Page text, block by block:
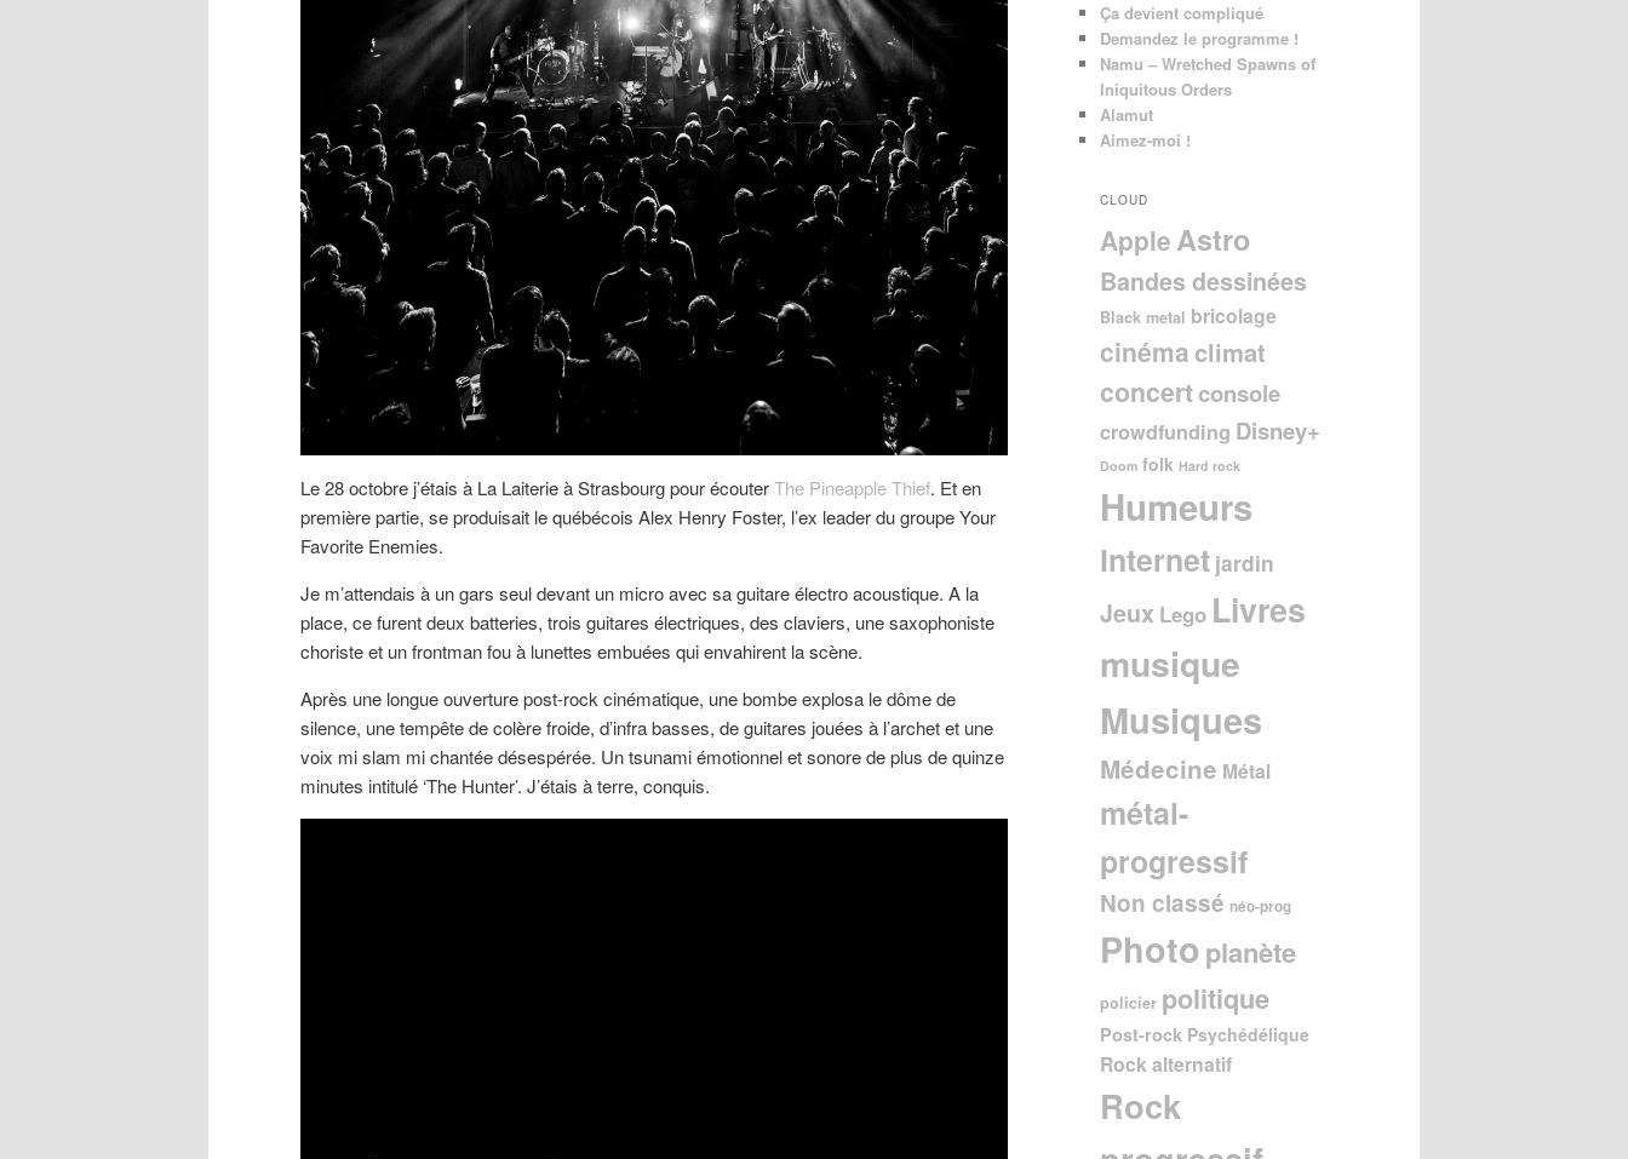
Le 28 octobre j’étais à La Laiterie à Strasbourg pour écouterThe Pineapple Thief. Et en
première partie, se produisait le québécois Alex Henry Foster, l’ex leader du groupe Your
Favorite Enemies.
Je m’attendais à un gars seul devant un micro avec sa guitare électro acoustique. A la
place, ce furent deux batteries, trois guitares électriques, des claviers, une saxophoniste
choriste et un frontman fou à lunettes embuées qui envahirent la scène.
Après une longue ouverture post-rock cinématique, une bombe explosa le dôme de
silence, une tempête de colère froide, d’infra basses, de guitares jouées à l’archet et une
voix mi slam mi chantée désespérée. Un tsunami émotionnel et sonore de plus de quinze
minutes intitulé ‘The Hunter’. J’étais à terre, conquis.
Ça devient compliqué
Demandez le programme !
Namu – Wretched Spawns of
Iniquitous Orders
Alamut
Aimez-moi !
CLOUD
Apple Astro
Bandes dessinées
Black metal bricolage
cinéma climat
concertconsole
crowdfunding Disney+
Doom folk Hard rock
Humeurs
Internet jardin
Jeux Lego Livres
musique
Musiques
Médecine Métal
métal-
progressif
Non classé néo-prog
Photo planète
policier politique
Post-rock Psychédélique
Rock alternatif
Rock